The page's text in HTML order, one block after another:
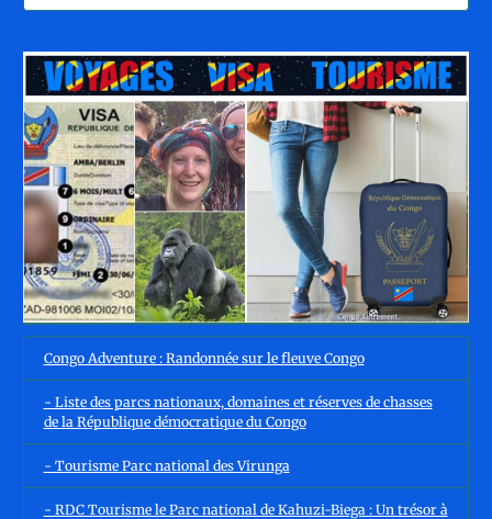
Congo Adventure : Randonnée sur le fleuve Congo
- Liste des parcs nationaux, domaines et réserves de chasses
de la République démocratique du Congo
- Tourisme Parc national des Virunga
- RDC Tourisme le Parc national de Kahuzi-Biega : Un trésor à